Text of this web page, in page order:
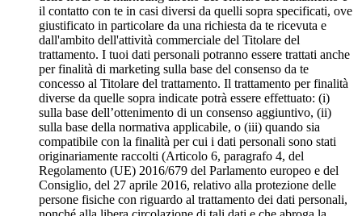
il contatto con te in casi diversi da quelli sopra specificati, ove
giustificato in particolare da una richiesta da te ricevuta e
dall'ambito dell'attività commerciale del Titolare del
trattamento. I tuoi dati personali potranno essere trattati anche
per finalità di marketing sulla base del consenso da te
concesso al Titolare del trattamento. Il trattamento per finalità
diverse da quelle sopra indicate potrà essere effettuato: (i)
sulla base dell’ottenimento di un consenso aggiuntivo, (ii)
sulla base della normativa applicabile, o (iii) quando sia
compatibile con la finalità per cui i dati personali sono stati
originariamente raccolti (Articolo 6, paragrafo 4, del
Regolamento (UE) 2016/679 del Parlamento europeo e del
Consiglio, del 27 aprile 2016, relativo alla protezione delle
persone fisiche con riguardo al trattamento dei dati personali,